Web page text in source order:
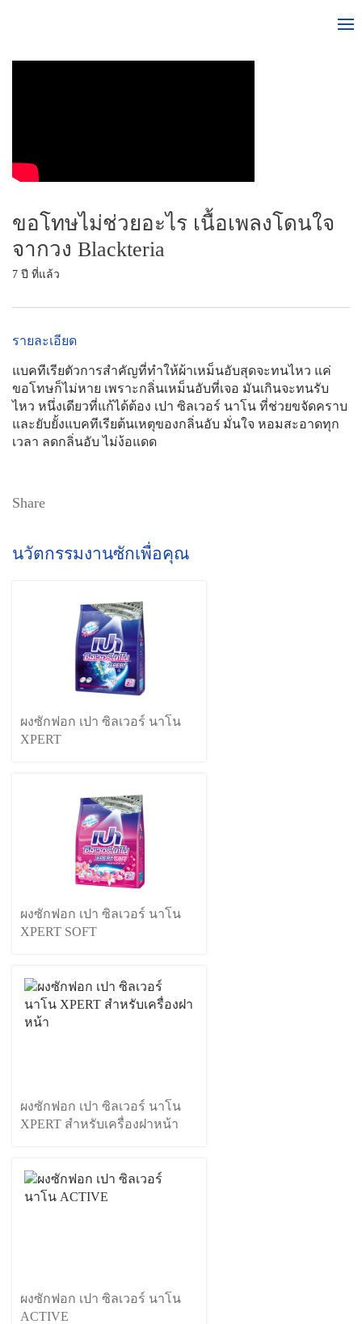
ขอโทษไม่ช่วยอะไร เนื้อเพลงโดนใจ
จากวง Blackteria
7 ปี ที่แล้ว
รายละเอียด
แบคทีเรียตัวการสำคัญที่ทำให้ผ้าเหม็นอับสุดจะทนไหว แค่
ขอโทษก็ไม่หาย เพราะกลิ่นเหม็นอับที่เจอ มันเกินจะทนรับ
ไหว หนึ่งเดียวที่แก้ได้ต้อง เปา ซิลเวอร์ นาโน ที่ช่วยขจัดคราบ
และยับยั้งแบคทีเรียต้นเหตุของกลิ่นอับ มั่นใจ หอมสะอาดทุก
เวลา ลดกลิ่นอับ ไม่ง้อแดด
Share
นวัตกรรมงานซักเพื่อคุณ
ผงซักฟอก เปา ซิลเวอร์ นาโน
XPERT
ผงซักฟอก เปา ซิลเวอร์ นาโน
XPERT SOFT
ผงซักฟอก เปา ซิลเวอร์ นาโน
XPERT สำหรับเครื่องฝาหน้า
ผงซักฟอก เปา ซิลเวอร์ นาโน
ACTIVE